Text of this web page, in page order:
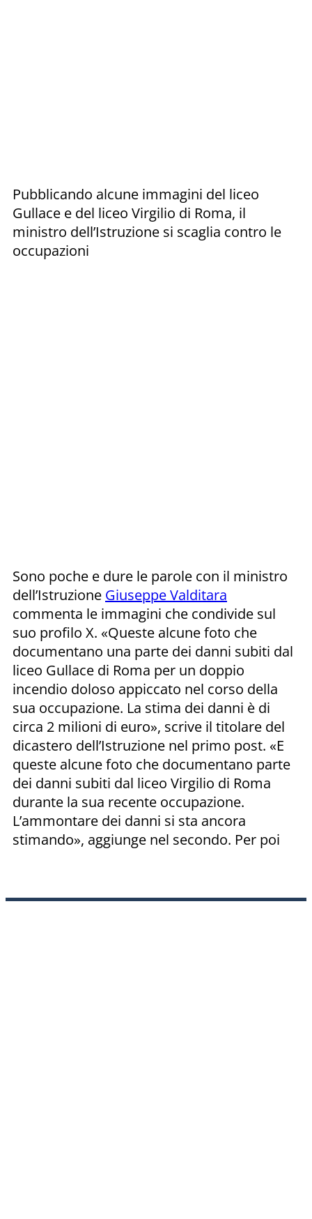
Pubblicando alcune immagini del liceo
Gullace e del liceo Virgilio di Roma, il
ministro dell’Istruzione si scaglia contro le
occupazioni
Sono poche e dure le parole con il ministro
dell’Istruzione Giuseppe Valditara
commenta le immagini che condivide sul
suo profilo X. «Queste alcune foto che
documentano una parte dei danni subiti dal
liceo Gullace di Roma per un doppio
incendio doloso appiccato nel corso della
sua occupazione. La stima dei danni è di
circa 2 milioni di euro», scrive il titolare del
dicastero dell’Istruzione nel primo post. «E
queste alcune foto che documentano parte
dei danni subiti dal liceo Virgilio di Roma
durante la sua recente occupazione.
L’ammontare dei danni si sta ancora
stimando», aggiunge nel secondo. Per poi